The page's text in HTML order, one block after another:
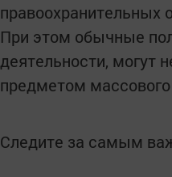
правоохранительных
При этом обычные
деятельности, могут
предметом
Следите за самым